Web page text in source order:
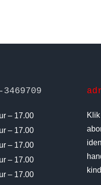
3469709
– 17.00
– 17.00
– 17.00
– 17.00
– 17.00
Klik